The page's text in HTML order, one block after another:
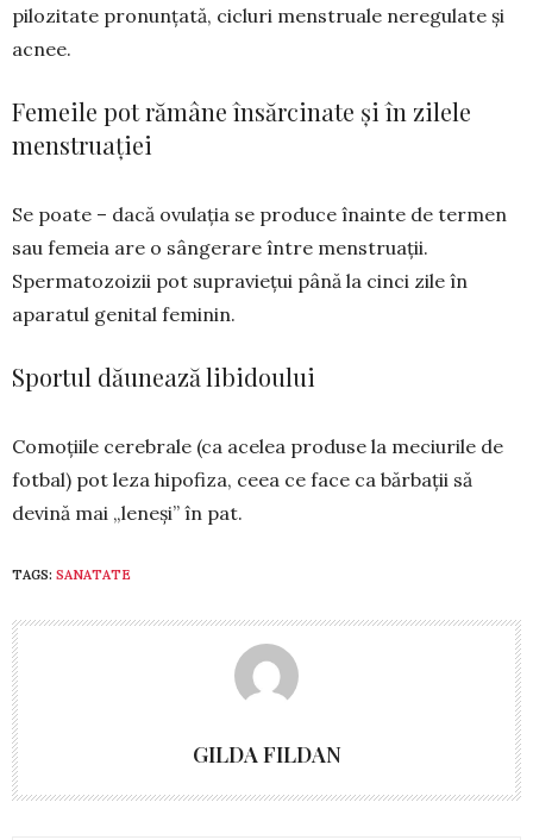
pilozitate pronunțată, cicluri menstruale neregulate și
acnee.
Femeile pot rămâne însărcinate și în zilele
menstruației
Se poate – dacă ovulația se produce înainte de termen
sau femeia are o sângerare între menstruații.
Spermatozoizii pot supraviețui până la cinci zile în
aparatul genital feminin.
Sportul dăunează libidoului
Comoțiile cerebrale (ca acelea produse la meciurile de
fotbal) pot leza hipofiza, ceea ce face ca bărbații să
devină mai „leneși” în pat.
TAGS: SANATATE
GILDA FILDAN